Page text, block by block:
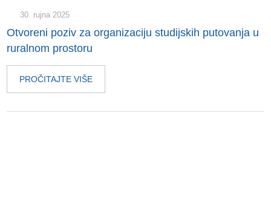
30. rujna 2025
Otvoreni poziv za organizaciju studijskih putovanja u
ruralnom prostoru
PROČITAJTE VIŠE